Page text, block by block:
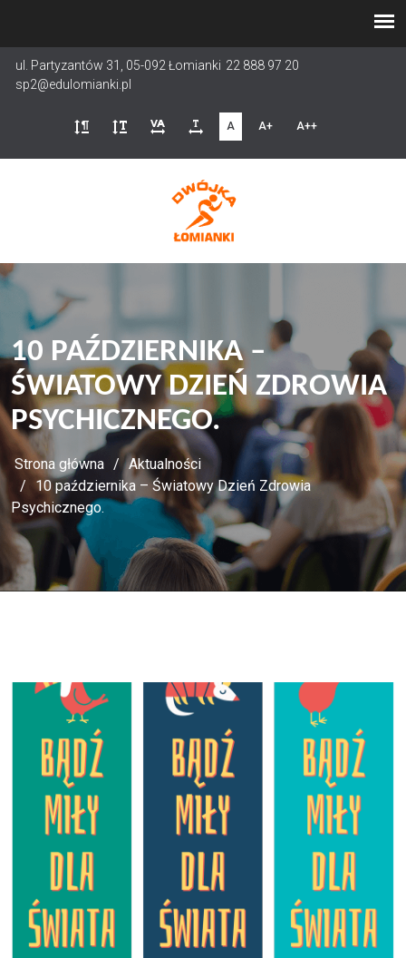
treści
ul. Partyzantów 31, 05-092 Łomianki 22 888 97 20
sp2@edulomianki.pl
A A+ A++
10 PAŹDZIERNIKA –
ŚWIATOWY DZIEŃ ZDROWIA
PSYCHICZNEGO.
Strona główna
Aktualności
10 października – Światowy Dzień Zdrowia
Psychicznego.